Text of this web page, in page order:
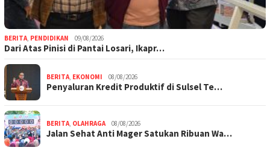
BERITA, PENDIDIKAN 09/08/2026
Dari Atas Pinisi di Pantai Losari, Ikapr…
BERITA, EKONOMI 08/08/2026
Penyaluran Kredit Produktif di Sulsel Te…
BERITA, OLAHRAGA 08/08/2026
Jalan Sehat Anti Mager Satukan Ribuan Wa…